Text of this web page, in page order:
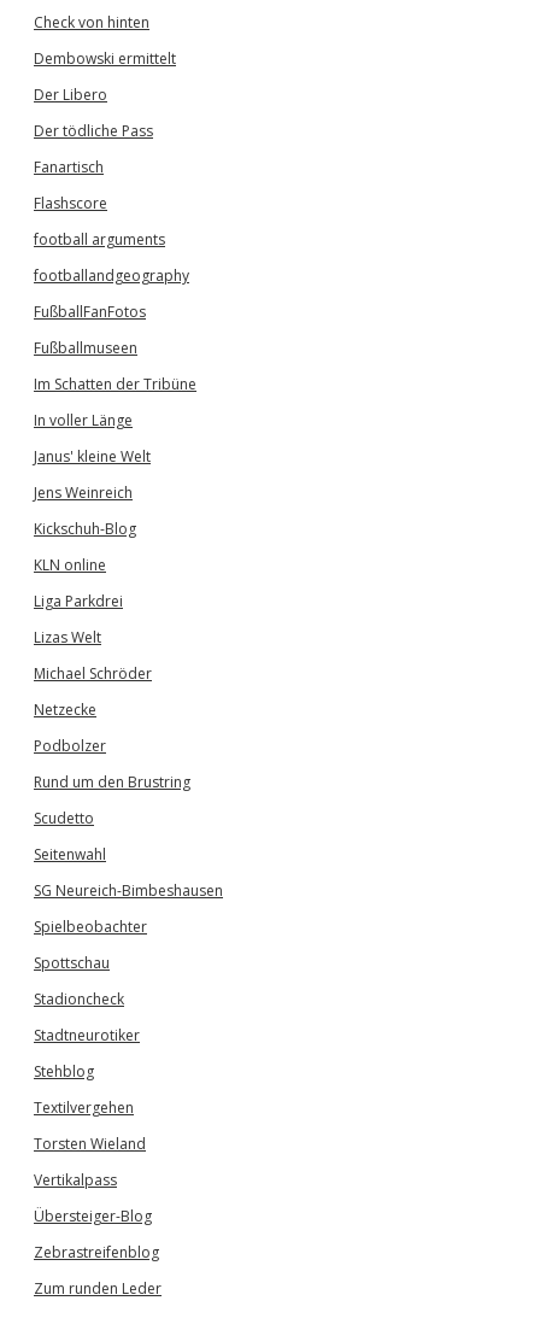
Check von hinten
Dembowski ermittelt
Der Libero
Der tödliche Pass
Fanartisch
Flashscore
football arguments
footballandgeography
FußballFanFotos
Fußballmuseen
Im Schatten der Tribüne
In voller Länge
Janus' kleine Welt
Jens Weinreich
Kickschuh-Blog
KLN online
Liga Parkdrei
Lizas Welt
Michael Schröder
Netzecke
Podbolzer
Rund um den Brustring
Scudetto
Seitenwahl
SG Neureich-Bimbeshausen
Spielbeobachter
Spottschau
Stadioncheck
Stadtneurotiker
Stehblog
Textilvergehen
Torsten Wieland
Vertikalpass
Übersteiger-Blog
Zebrastreifenblog
Zum runden Leder